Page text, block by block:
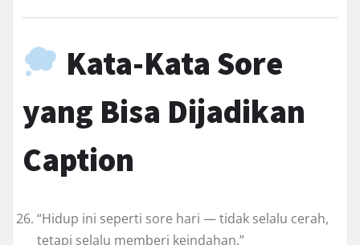
Kata-Kata Sore
yang Bisa Dijadikan
Caption
“Hidup ini seperti sore hari — tidak selalu cerah,
tetapi selalu memberi keindahan.”